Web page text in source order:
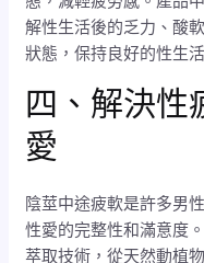
解性生活後的乏力、酸
狀態，保持良好的性生
四、解決性
愛
陰莖中途疲軟是許多男
性愛的完整性和滿意度
萃取技術，從天然動植